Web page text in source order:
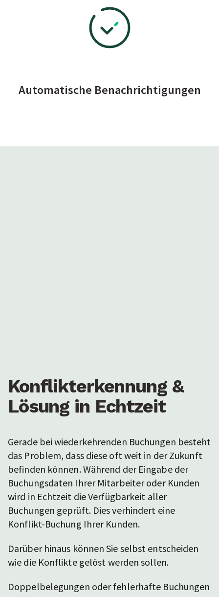
Automatische Benachrichtigungen
Konflikterkennung &
Lösung in Echtzeit
Gerade bei wiederkehrenden Buchungen besteht
das Problem, dass diese oft weit in der Zukunft
befinden können. Während der Eingabe der
Buchungsdaten Ihrer Mitarbeiter oder Kunden
wird in Echtzeit die Verfügbarkeit aller
Buchungen geprüft. Dies verhindert eine
Konflikt-Buchung Ihrer Kunden.
Darüber hinaus können Sie selbst entscheiden
wie die Konflikte gelöst werden sollen.
Doppelbelegungen oder fehlerhafte Buchungen